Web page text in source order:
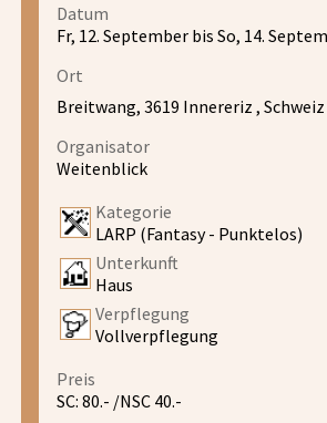
Datum
Fr, 12. September bis So, 14.
Ort
Breitwang, 3619 Innereriz , Schweiz
Organisator
Weitenblick
Kategorie
LARP (Fantasy - Punktelos)
Unterkunft
Haus
Verpflegung
Vollverpflegung
Preis
SC: 80.- /NSC 40.-